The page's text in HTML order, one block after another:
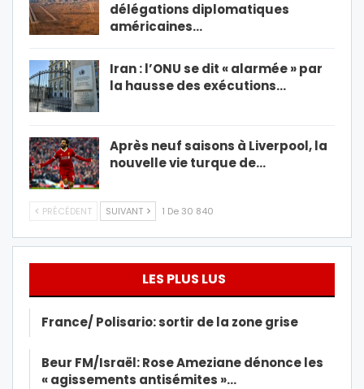
délégations diplomatiques
américaines…
Iran : l’ONU se dit « alarmée » par
la hausse des exécutions…
Après neuf saisons à Liverpool, la
nouvelle vie turque de…
PRÉCÉDENT SUIVANT 1 De 30 840
LES PLUS LUS
France/ Polisario: sortir de la zone grise
Beur FM/Israël: Rose Ameziane dénonce les
« agissements antisémites »…